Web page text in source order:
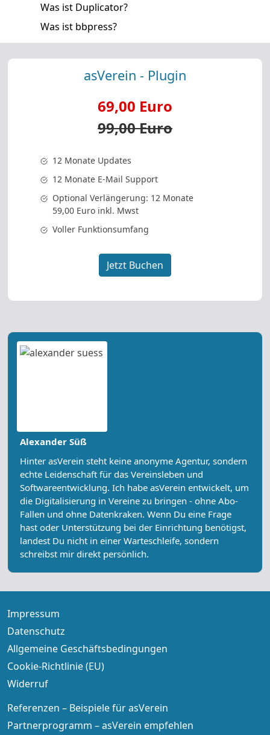
Was ist Duplicator?
Was ist bbpress?
asVerein - Plugin
69,00 Euro
99,00 Euro
12 Monate Updates
12 Monate E-Mail Support
Optional Verlängerung: 12 Monate
59,00 Euro inkl. Mwst
Voller Funktionsumfang
Jetzt Buchen
Alexander Süß
Hinter asVerein steht keine anonyme Agentur, sondern
echte Leidenschaft für das Vereinsleben und
Softwareentwicklung. Ich habe asVerein entwickelt, um
die Digitalisierung in Vereine zu bringen - ohne Abo-
Fallen und ohne Datenkraken. Wenn Du eine Frage
hast oder Unterstützung bei der Einrichtung benötigst,
landest Du nicht in einer Warteschleife, sondern
schreibst mir direkt persönlich.
Impressum
Datenschutz
Allgemeine Geschäftsbedingungen
Cookie-Richtlinie (EU)
Widerruf
Referenzen – Beispiele für asVerein
Partnerprogramm – asVerein empfehlen